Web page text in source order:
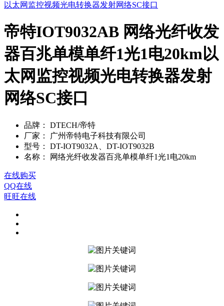
帝特IOT9032AB 网络光纤收发
器百兆单模单纤1光1电20km以
太网监控视频光电转换器发射
网络SC接口
品牌：
DTECH/帝特
厂家：
广州帝特电子科技有限公司
型号：
DT-IOT9032A、DT-IOT9032B
名称：
网络光纤收发器百兆单模单纤1光1电20km
在线购买
QQ在线
旺旺在线